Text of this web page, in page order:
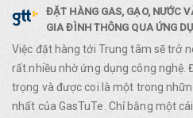
ĐẶT HÀNG GAS, GẠO, NƯỚC
GIA ĐÌNH THÔNG QUA ỨNG
Việc đặt hàng tới Trung tâm sẽ trở
rất nhiều nhờ ứng dụng công nghệ.
trọng và được coi là một trong
nhất của GasTuTe. Chỉ bằng một